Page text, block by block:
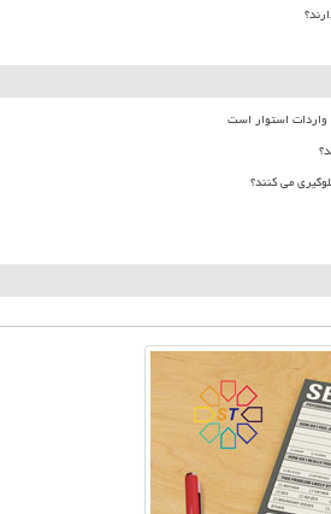
واردات استوار است
می کنند؟